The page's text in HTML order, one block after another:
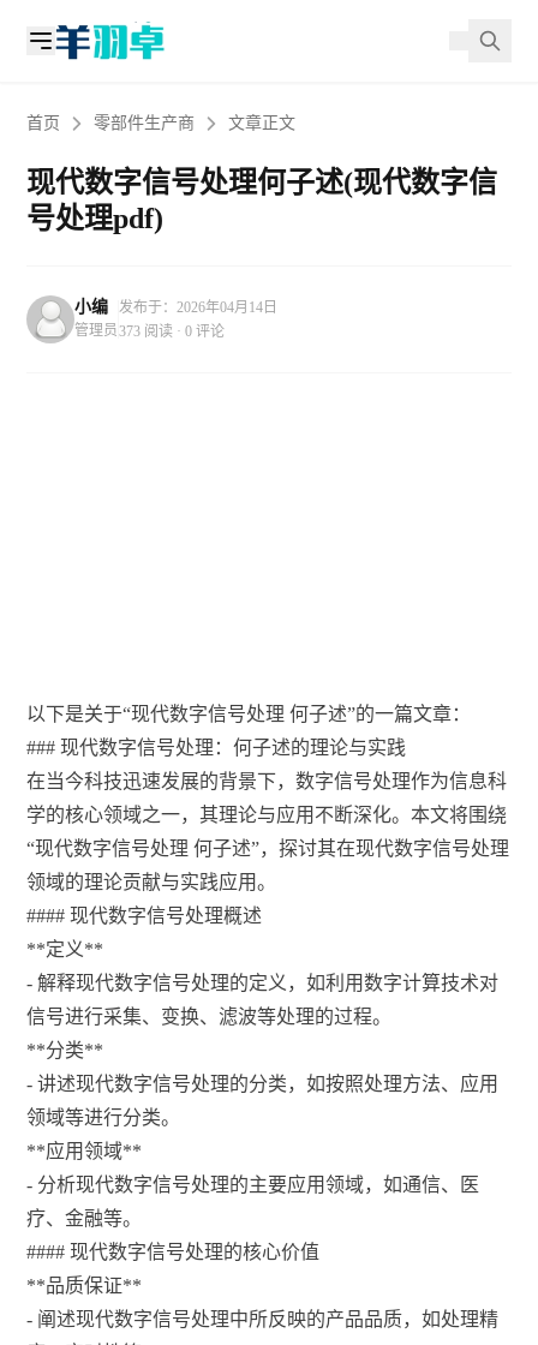
首页 零部件生产商 文章正文
现代数字信号处理何子述(现代数字信
号处理pdf)
小编
管理员
发布于：2026年04月14日
373 阅读 · 0 评论
以下是关于“现代数字信号处理 何子述”的一篇文章：
### 现代数字信号处理：何子述的理论与实践
在当今科技迅速发展的背景下，数字信号处理作为信息科
学的核心领域之一，其理论与应用不断深化。本文将围绕
“现代数字信号处理 何子述”，探讨其在现代数字信号处理
领域的理论贡献与实践应用。
#### 现代数字信号处理概述
**定义**
- 解释现代数字信号处理的定义，如利用数字计算技术对
信号进行采集、变换、滤波等处理的过程。
**分类**
- 讲述现代数字信号处理的分类，如按照处理方法、应用
领域等进行分类。
**应用领域**
- 分析现代数字信号处理的主要应用领域，如通信、医
疗、金融等。
#### 现代数字信号处理的核心价值
**品质保证**
- 阐述现代数字信号处理中所反映的产品品质，如处理精